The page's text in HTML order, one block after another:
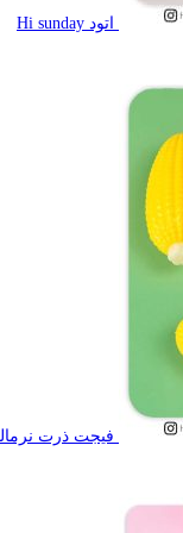
اتود Hi sunday
فیجت ذرت